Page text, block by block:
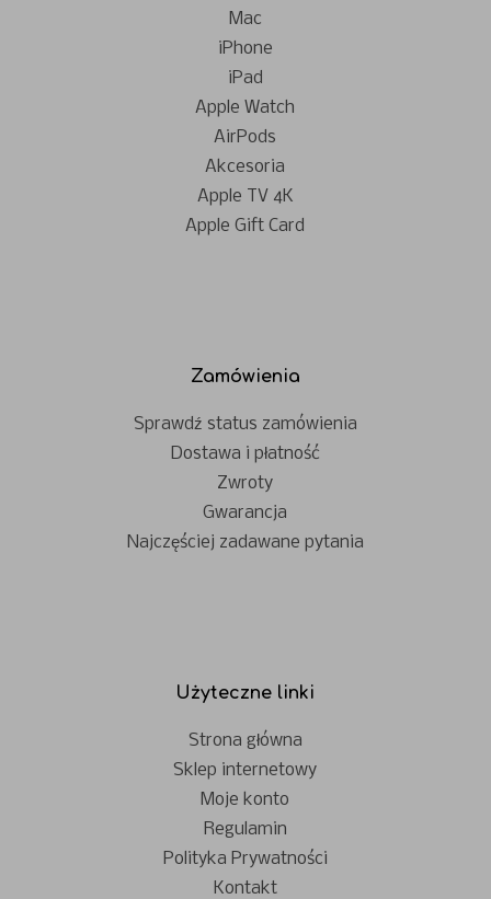
Mac
iPhone
iPad
Apple Watch
AirPods
Akcesoria
Apple TV 4K
Apple Gift Card
Zamówienia
Sprawdź status zamówienia
Dostawa i płatność
Zwroty
Gwarancja
Najczęściej zadawane pytania
Użyteczne linki
Strona główna
Sklep internetowy
Moje konto
Regulamin
Polityka Prywatności
Kontakt